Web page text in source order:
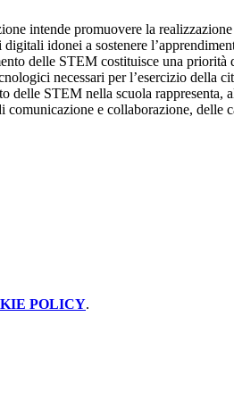
intende promuovere la
idonei a sostenere
delle STEM costituisce una
necessari per l’esercizio della
delle STEM nella scuola rappresenta,
e collaborazione, delle
POLICY.